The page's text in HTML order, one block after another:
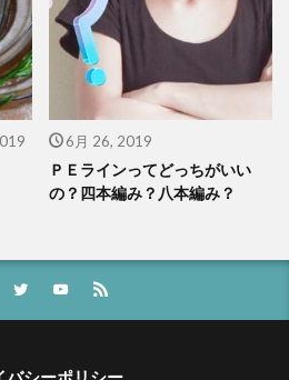
6月 26, 2019
ＰＥラインってどっちがいい
の？四本編み？八本編み？